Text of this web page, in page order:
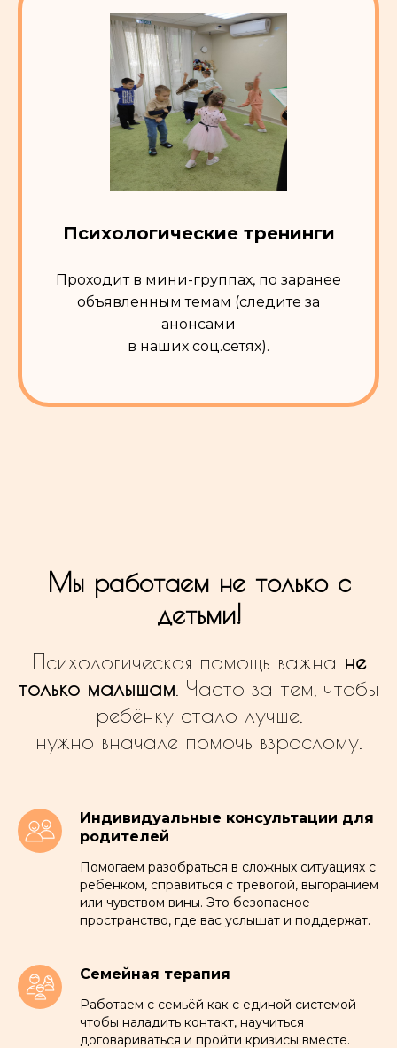
Психологические тренинги
Проходит в мини-группах, по заранее
объявленным темам (следите за
анонсами
в наших соц.сетях).
Мы работаем не только с
детьми!
Психологическая помощь важна не
только малышам . Часто за тем, чтобы
ребёнку стало лучше,
нужно вначале помочь взрослому.
Индивидуальные консультации для
родителей
Помогаем разобраться в сложных ситуациях с
ребёнком, справиться с тревогой, выгоранием
или чувством вины. Это безопасное
пространство, где вас услышат и поддержат.
Семейная терапия
Работаем с семьёй как с единой системой -
чтобы наладить контакт, научиться
договариваться и пройти кризисы вместе.
Остались вопросы?
Оставьте заявку, и мы свяжемся с вами
КОНТАКТЫ
planeta-rechi@mail.ru
+ 7 (985)-185-57-78
Вконтакте
ВС — выходной день